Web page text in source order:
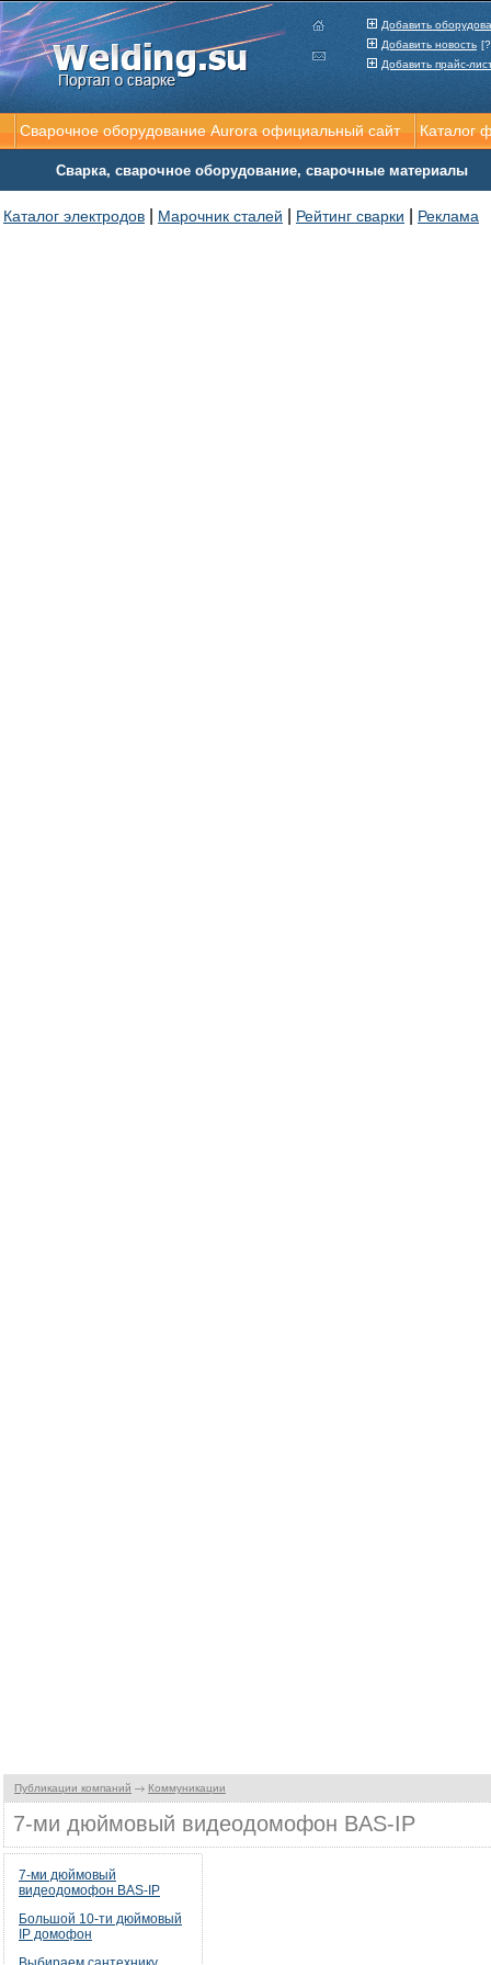
Публикации компаний Коммуникации
7-ми дюймовый видеодомофон BAS-IP
7-ми дюймовый
видеодомофон BAS-IP
Большой 10-ти дюймовый
IP домофон
Сварочное оборудование Aurora официальный сайт Каталог
Сварка, сварочное оборудование, сварочные материалы
Каталог электродов Марочник сталей Рейтинг сварки Реклама
Добавить
Добавить новость
Добавить прайс-